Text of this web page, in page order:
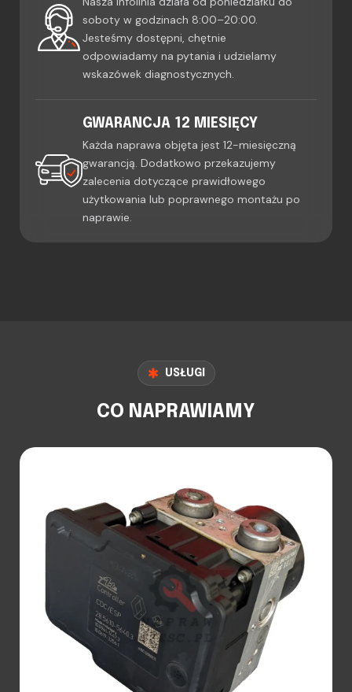
soboty w godzinach 8:00–20:00.
Jesteśmy dostępni, chętnie
odpowiadamy na pytania i udzielamy
wskazówek diagnostycznych.
GWARANCJA 12 MIESIĘCY
Każda naprawa objęta jest 12-miesięczną
gwarancją. Dodatkowo przekazujemy
zalecenia dotyczące prawidłowego
użytkowania lub poprawnego montażu po
naprawie.
USŁUGI
CO NAPRAWIAMY